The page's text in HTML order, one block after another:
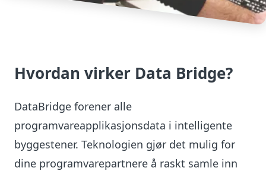
Hvordan virker Data Bridge?
DataBridge forener alle
programvareapplikasjonsdata i intelligente
byggestener. Teknologien gjør det mulig for
dine programvarepartnere å raskt samle inn